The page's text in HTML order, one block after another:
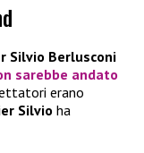
Silvio Berlusconi
sarebbe andato
erano
Silvio ha